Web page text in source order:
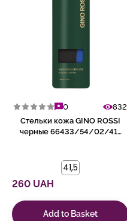
0
832
Стельки кожа GINO ROSSI
черные 66433/54/02/41-
41,5
260 UAH
Add to Basket